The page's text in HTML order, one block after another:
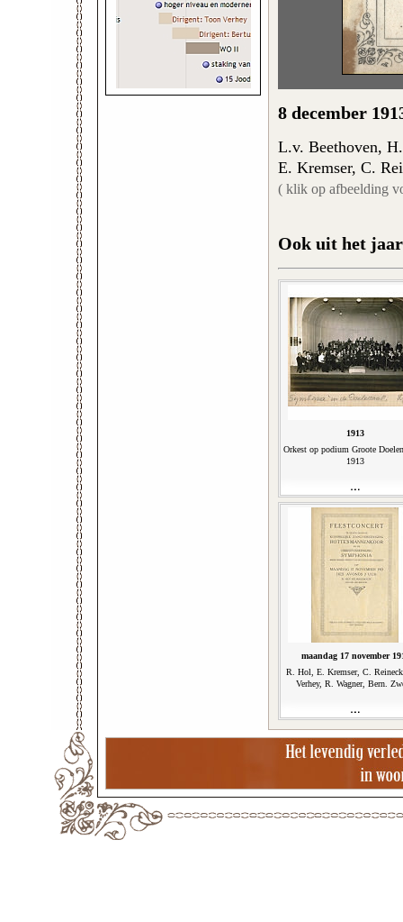
8 december
L.v. Beethoven,
E. Kremser, C.
( klik op afbeelding
Ook uit het
1913
Orkest op podium Groote
1913
maandag 17 november
R. Hol, E. Kremser, C.
Verhey, R. Wagner, Bern.